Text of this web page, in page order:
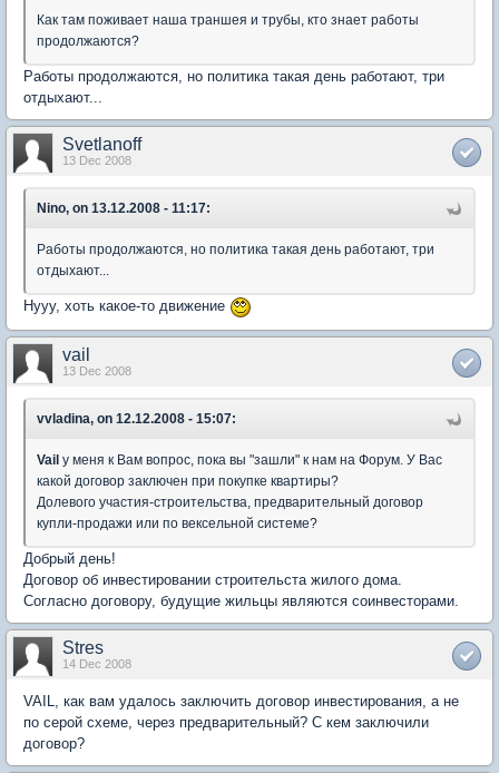
Как там поживает наша траншея и трубы, кто знает работы
продолжаются?
Работы продолжаются, но политика такая день работают, три
отдыхают...
Svetlanoff
13 Dec 2008
Nino, on 13.12.2008 - 11:17:
Работы продолжаются, но политика такая день работают, три
отдыхают...
Нууу, хоть какое-то движение
vail
13 Dec 2008
vvladina, on 12.12.2008 - 15:07:
Vail у меня к Вам вопрос, пока вы "зашли" к нам на Форум. У Вас
какой договор заключен при покупке квартиры?
Долевого участия-строительства, предварительный договор
купли-продажи или по вексельной системе?
Добрый день!
Договор об инвестировании строительста жилого дома.
Согласно договору, будущие жильцы являются соинвесторами.
Stres
14 Dec 2008
VAIL, как вам удалось заключить договор инвестирования, а не
по серой схеме, через предварительный? С кем заключили
договор?